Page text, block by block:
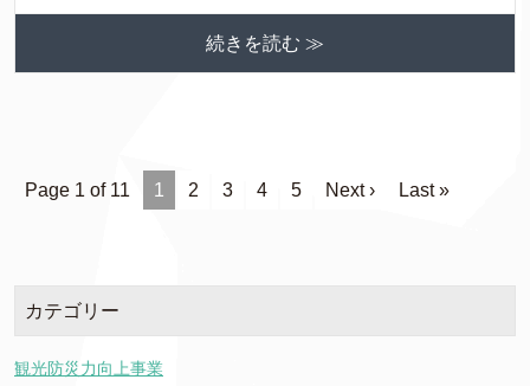
続きを読む ≫
Page 1 of 11 1 2 3 4 5 Next › Last »
カテゴリー
観光防災力向上事業